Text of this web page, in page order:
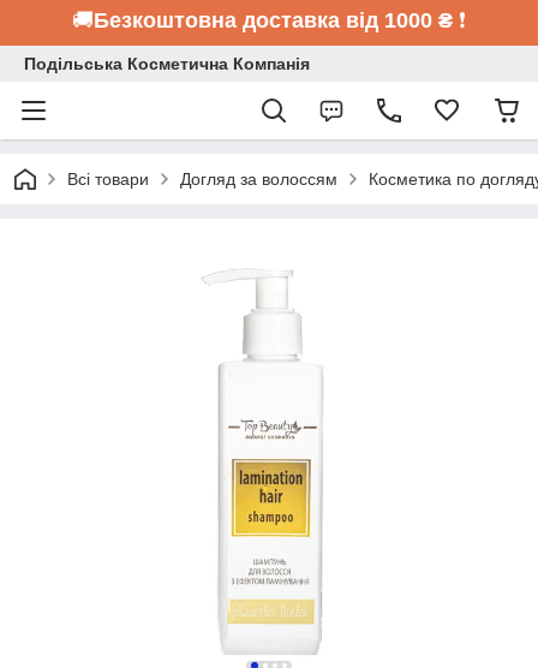
🚚Безкоштовна доставка від 1000 ₴ ❗
Подільська Косметична Компанія
Всі товари Догляд за волоссям Косметика по